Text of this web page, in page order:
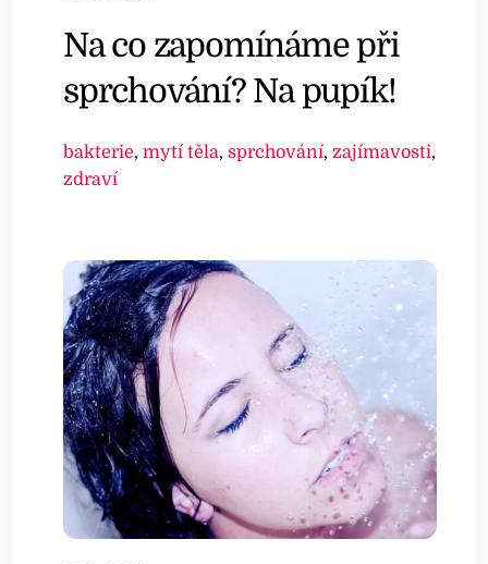
Na co zapomínáme při
sprchování? Na pupík!
bakterie,mytí těla,sprchování,zajímavosti,
zdraví